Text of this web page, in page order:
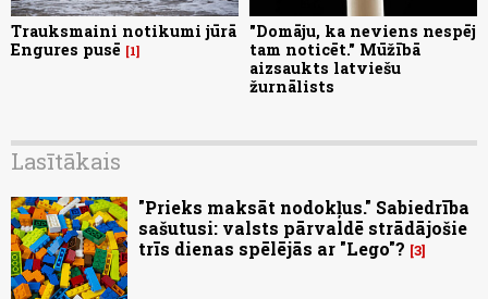
Trauksmaini notikumi jūrā
Engures pusē
1
"Domāju, ka neviens nespēj
tam noticēt." Mūžībā
aizsaukts latviešu
žurnālists
Lasītākais
"Prieks maksāt nodokļus." Sabiedrība
sašutusi: valsts pārvaldē strādājošie
trīs dienas spēlējās ar "Lego"? 3